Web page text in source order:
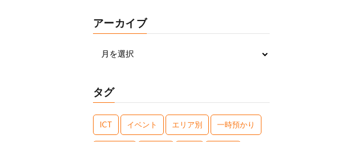
アーカイブ
タグ
ICT イベント エリア別 一時預かり